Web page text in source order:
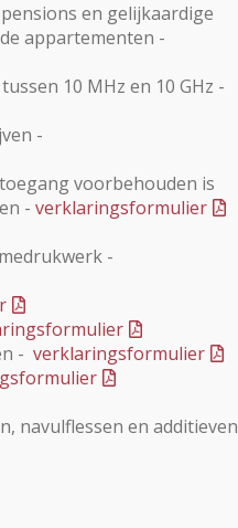
en gelijkaardige
appartementen -
10 MHz en 10 GHz -
-
voorbehouden is
- verklaringsformulier
-
- verklaringsformulier
navulflessen en additieven